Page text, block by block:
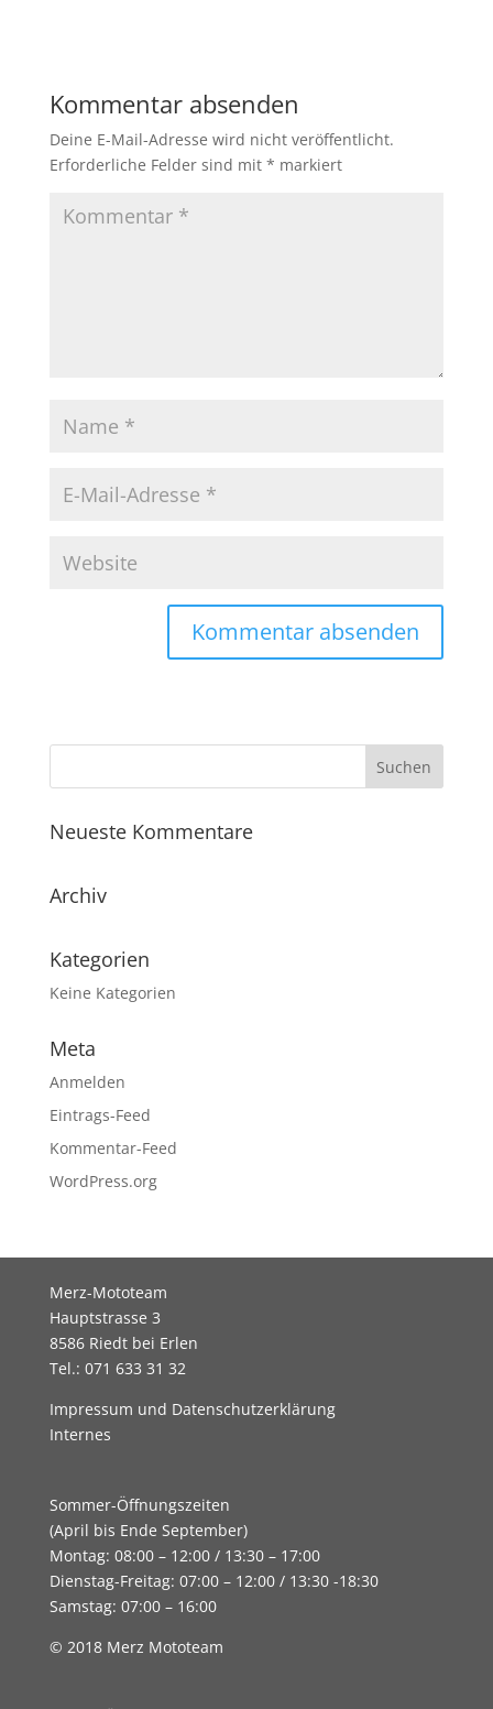
Kommentar absenden
Deine E-Mail-Adresse wird nicht veröffentlicht.
Erforderliche Felder sind mit * markiert
Neueste Kommentare
Archiv
Kategorien
Keine Kategorien
Meta
Anmelden
Eintrags-Feed
Kommentar-Feed
WordPress.org
Merz-Mototeam
Hauptstrasse 3
8586 Riedt bei Erlen
Tel.: 071 633 31 32
Impressum und Datenschutzerklärung
Internes
Sommer-Öffnungszeiten
(April bis Ende September)
Montag: 08:00 – 12:00 / 13:30 – 17:00
Dienstag-Freitag: 07:00 – 12:00 / 13:30 -18:30
Samstag: 07:00 – 16:00
© 2018 Merz Mototeam